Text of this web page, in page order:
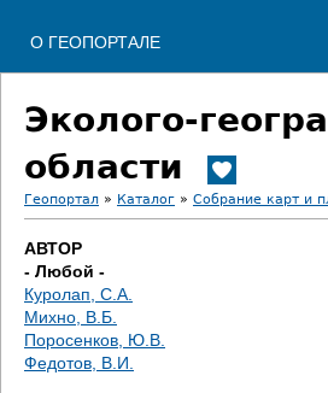
О ГЕОПОРТАЛЕ
Эколого-
области
В
ы
з
д
Геопортал » Каталог » Собрание карт и
АВТОР
- Любой -
Куролап, С.А.
Михно, В.Б.
Поросенков, Ю.В.
Федотов, В.И.